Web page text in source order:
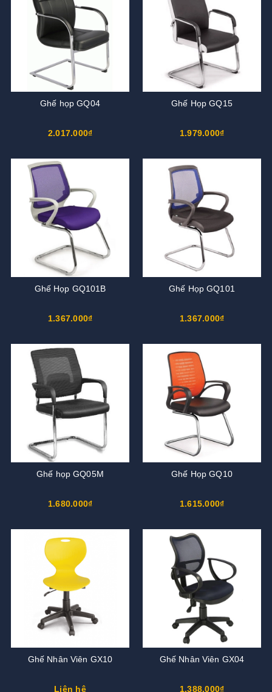
Ghế họp GQ04
2.017.000₫
Ghế Họp GQ15
1.979.000₫
Ghế Họp GQ101B
1.367.000₫
Ghế Họp GQ101
1.367.000₫
Ghế họp GQ05M
1.680.000₫
Ghế Họp GQ10
1.615.000₫
Ghế Nhân Viên GX10
Liên hệ
Ghế Nhân Viên GX04
1.388.000₫